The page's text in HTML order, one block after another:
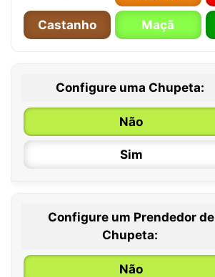
Castanho Maçã
Configure uma Chupeta:
Não
Sim
0 / 6 meses
6 / 36 meses
Configure um Prendedor de
Chupeta:
Não